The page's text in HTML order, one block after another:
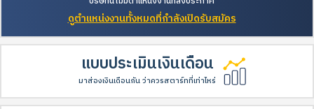
ดูตำแหน่งงานทั้งหมดที่กำลังเปิดรับสมัคร
แบบประเมินเงินเดือน
มาส่องเงินเดือนกัน ว่าควรสตาร์ทที่เท่าไหร่